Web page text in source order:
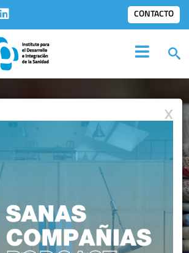
CONTACTO
EN LOSMEDIOS
X